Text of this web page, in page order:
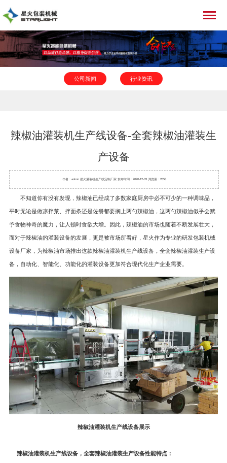
公司新闻 行业资讯
辣椒油灌装机生产线设备-全套辣椒油灌装生
产设备
作者：admin 星火灌装机生产线定制厂家 发布时间：2020-12-03 浏览量：2658
不知道你有没有发现，辣椒油已经成了多数家庭厨房中必不可少的一种调味品，
平时无论是做凉拌菜、拌面条还是佐餐都要搁上两勺辣椒油，这两勺辣椒油似乎会赋
予食物神奇的魔力，让人顿时食欲大增。因此，辣椒油的市场也随着不断发展壮大，
而对于辣椒油的灌装设备的发展，更是被市场所看好，星火作为专业的研发包装机械
设备厂家，为辣椒油市场推出这款辣椒油灌装机生产线设备，全套辣椒油灌装生产设
备，自动化、智能化、功能化的灌装设备更加符合现代化生产企业需要。
辣椒油灌装机生产线设备展示
辣椒油灌装机生产线设备，全套辣椒油灌装生产设备性能特点：